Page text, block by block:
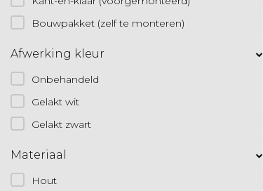
Bouwpakket (zelf te monteren)
Afwerking kleur
Onbehandeld
Gelakt wit
Gelakt zwart
Materiaal
Hout